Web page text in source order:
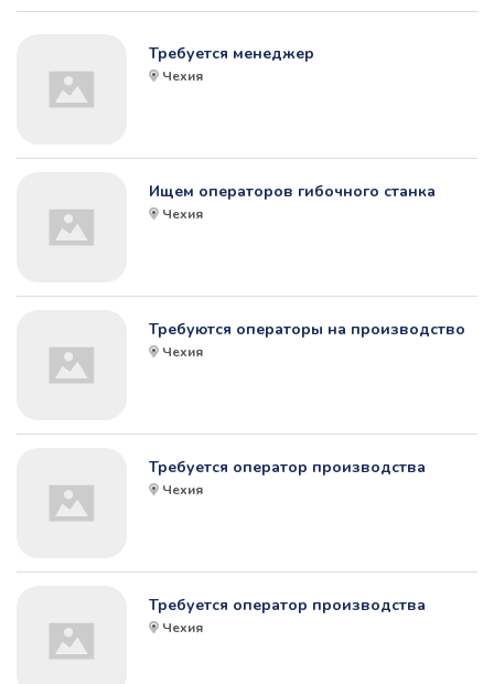
Требуется менеджер
Чехия
Ищем операторов гибочного станка
Чехия
Требуются операторы на производство
Чехия
Требуется оператор производства
Чехия
Требуется оператор производства
Чехия